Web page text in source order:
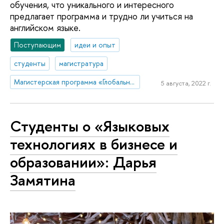
обучения, что уникального и интересного
предлагает программа и трудно ли учиться на
английском языке.
Поступающим
идеи и опыт
студенты
магистратура
Магистерская программа «Глобальная и региональная история / Global and Regional History»
5 августа, 2022 г.
Студенты о «Языковых
технологиях в бизнесе и
образовании»: Дарья
Замятина